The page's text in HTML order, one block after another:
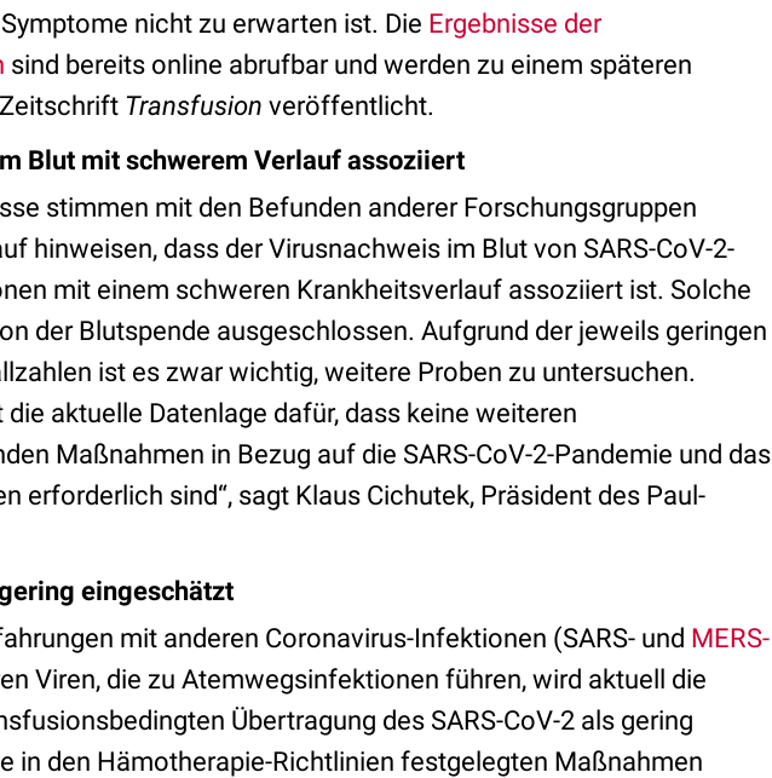
nicht zu erwarten ist. Die Ergebnisse der
sind bereits online abrufbar und werden zu einem späteren
Transfusion veröffentlicht.
Blut mit schwerem Verlauf assoziiert
stimmen mit den Befunden anderer Forschungsgruppen
hinweisen, dass der Virusnachweis im Blut von SARS-CoV-2-
mit einem schweren Krankheitsverlauf assoziiert ist. Solche
der Blutspende ausgeschlossen. Aufgrund der jeweils geringen
ist es zwar wichtig, weitere Proben zu untersuchen.
aktuelle Datenlage dafür, dass keine weiteren
Maßnahmen in Bezug auf die SARS-CoV-2-Pandemie und das
erforderlich sind“, sagt Klaus Cichutek, Präsident des Paul-
eingeschätzt
mit anderen Coronavirus-Infektionen (SARS- und MERS-
Viren, die zu Atemwegsinfektionen führen, wird aktuell die
Übertragung des SARS-CoV-2 als gering
in den Hämotherapie-Richtlinien festgelegten Maßnahmen